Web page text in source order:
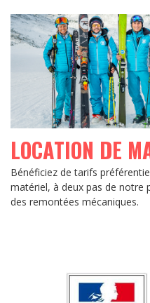
LOCATION DE
Bénéficiez de tarifs
matériel, à deux pas de notre
des remontées mécaniques.